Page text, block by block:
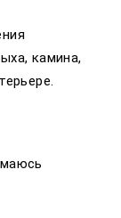
камина,